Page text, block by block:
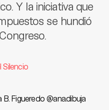
Y la iniciativa que
se hundió
Silencio
Figueredo @ana.dibuja